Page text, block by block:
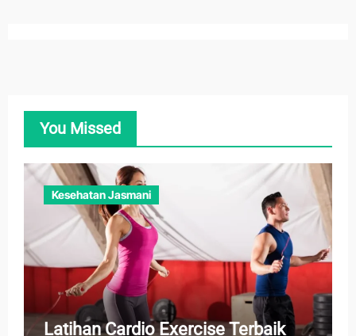
You Missed
Kesehatan Jasmani
Latihan Cardio Exercise Terbaik